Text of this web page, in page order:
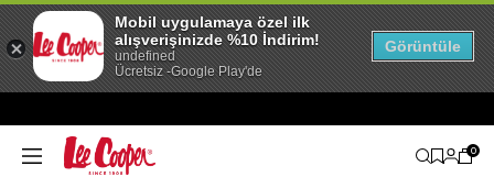
0
Mobil uygulamaya özel ilk
alışverişinizde %10 İndirim!
undefined
Ücretsiz -Google Play'de
Görüntüle